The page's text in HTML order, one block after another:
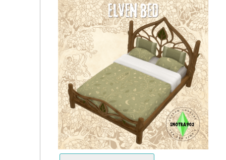
DaonWorks -✨ FairyHouse Set - Part 2 | Sims 4 CC ✨